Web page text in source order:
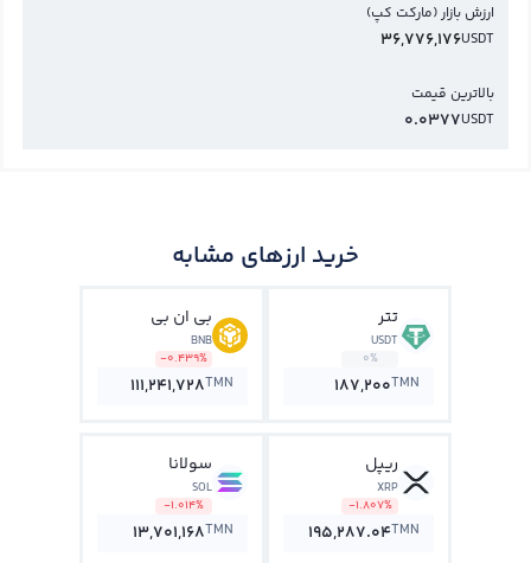
ارزش بازار (مارکت کپ)
USDT
36,776,176
بالاترین قیمت
USDT
0.0377
خرید ارزهای مشابه
تتر
USDT
0%
187,200TMN
بی ان بی
BNB
-0.439%
111,241,728TMN
ریپل
XRP
-1.807%
195,287.04TMN
سولانا
SOL
-1.014%
13,701,168TMN